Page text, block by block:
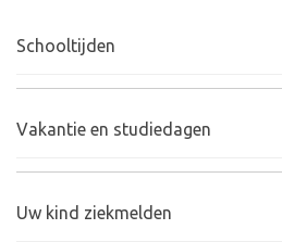
Schooltijden
Vakantie en studiedagen
Uw kind ziekmelden